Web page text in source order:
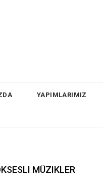
YAPIMLARIMIZ
MÜZIKLER